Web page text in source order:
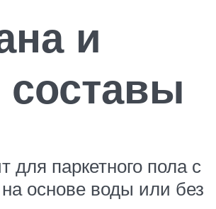
и
составы
паркетного пола с
основе воды или без